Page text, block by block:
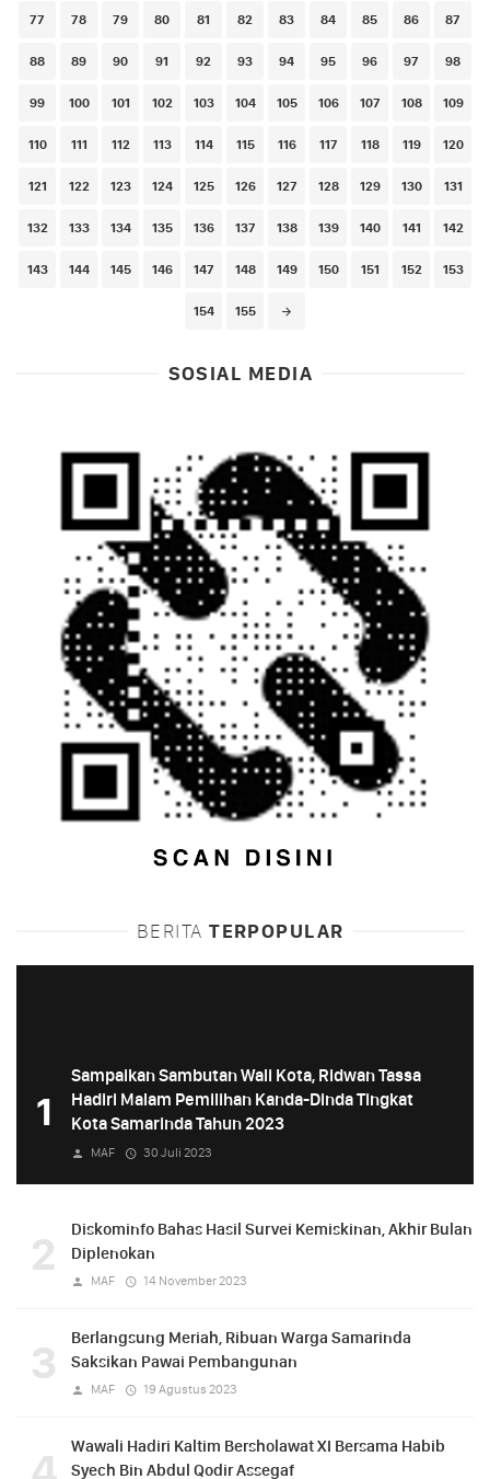
77 78 79 80 81 82 83 84 85 86 87
88 89 90 91 92 93 94 95 96 97 98
99 100 101 102 103 104 105 106 107 108 109
110 111 112 113 114 115 116 117 118 119 120
121 122 123 124 125 126 127 128 129 130 131
132 133 134 135 136 137 138 139 140 141 142
143 144 145 146 147 148 149 150 151 152 153
154 155
SOSIAL MEDIA
BERITA TERPOPULAR
1
Sampaikan Sambutan Wali Kota, Ridwan Tassa
Hadiri Malam Pemilihan Kanda-Dinda Tingkat
Kota Samarinda Tahun 2023
MAF 30 Juli 2023
2
Diskominfo Bahas Hasil Survei Kemiskinan, Akhir Bulan
Diplenokan
MAF 14 November 2023
3
Berlangsung Meriah, Ribuan Warga Samarinda
Saksikan Pawai Pembangunan
MAF 19 Agustus 2023
Wawali Hadiri Kaltim Bersholawat XI Bersama Habib
Syech Bin Abdul Qodir Assegaf